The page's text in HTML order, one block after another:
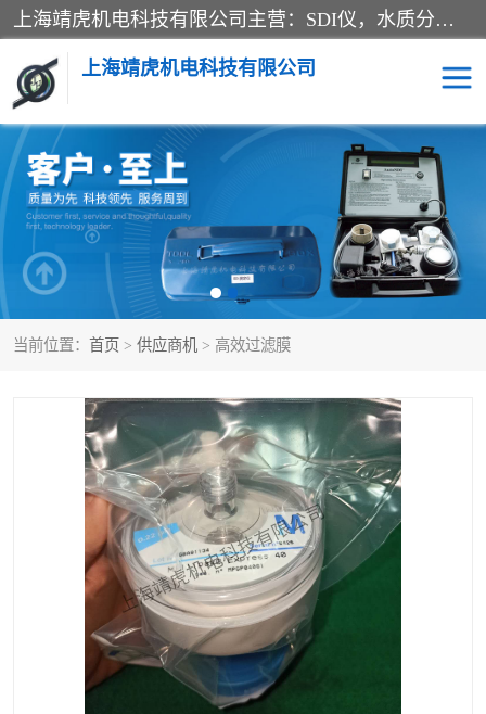
上海靖虎机电科技有限公司主营：SDI仪，水质分析仪，水质检测仪产品；上海靖虎机电科技有限公司在专业制造和研发等方面的强大的平台优势，利用自身在自动化仪表、自控系统及环保监测仪器的专长，以优良的技术，优越的产品质量和良好的服务质量与广大客户真诚合作。
上海靖虎机电科技有限公司
当前位置： 首页 > 供应商机 > 高效过滤膜
SDI仪 过滤膜过滤纸
PH电导测试笔 水质分析仪
水质检测仪 电导测试笔
PH电导测试仪